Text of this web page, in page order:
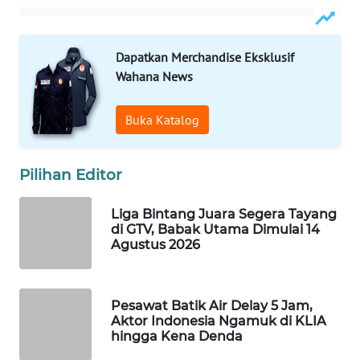
Dapatkan Merchandise Eksklusif
Wahana News
Buka Katalog
Pilihan Editor
Liga Bintang Juara Segera Tayang
di GTV, Babak Utama Dimulai 14
Agustus 2026
Pesawat Batik Air Delay 5 Jam,
Aktor Indonesia Ngamuk di KLIA
hingga Kena Denda
SPORT
WAHANA
UMKM
WAHANA
WAHANA